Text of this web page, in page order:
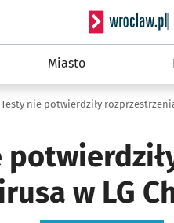
Serwis
Miasto
Testy nie potwierdziły
w LG